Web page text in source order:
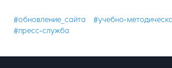
#обновление_сайта
#учебно-
#пресс-служба